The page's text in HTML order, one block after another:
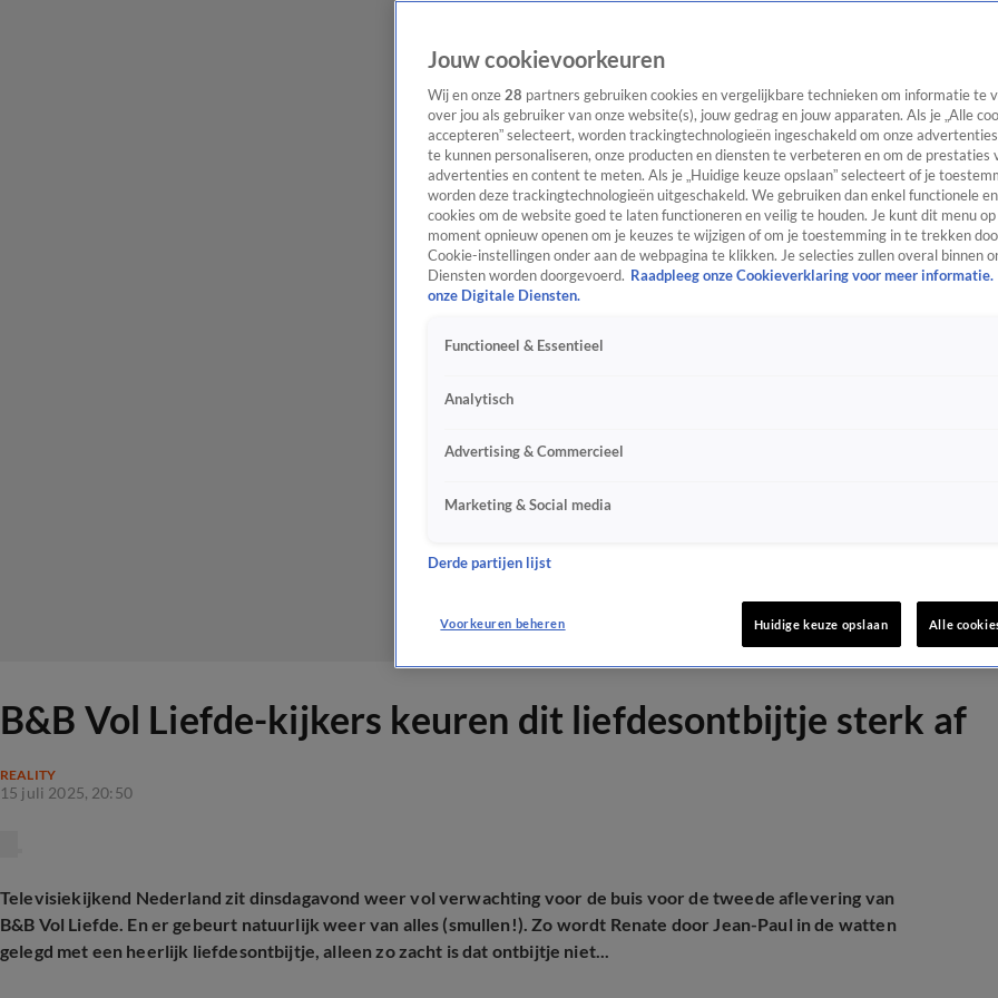
B&B Vol Liefde-kijkers keuren dit liefdesontbijtje sterk af
REALITY
15 juli 2025, 20:50
Televisiekijkend Nederland zit dinsdagavond weer vol verwachting voor de buis voor de tweede aflevering van
B&B Vol Liefde. En er gebeurt natuurlijk weer van alles (smullen!). Zo wordt Renate door Jean-Paul in de watten
gelegd met een heerlijk liefdesontbijtje, alleen zo zacht is dat ontbijtje niet...
Jouw cookievoorkeuren
Wij en onze 28 partners gebruiken cookies en vergelijkbare technieken om informatie te
over jou als gebruiker van onze website(s), jouw gedrag en jouw apparaten. Als je „Alle
accepteren” selecteert, worden trackingtechnologieën ingeschakeld om onze
te kunnen personaliseren, onze producten en diensten te verbeteren en om de prestaties
advertenties en content te meten. Als je „Huidige keuze opslaan” selecteert of je
worden deze trackingtechnologieën uitgeschakeld. We gebruiken dan enkel functionele
cookies om de website goed te laten functioneren en veilig te houden. Je kunt dit menu
moment opnieuw openen om je keuzes te wijzigen of om je toestemming in te trekken
Cookie-instellingen onder aan de webpagina te klikken. Je selecties zullen overal binnen
Diensten worden doorgevoerd. Raadpleeg onze Cookieverklaring voor meer informatie.
onze Digitale Diensten.
Functioneel & Essentieel
Analytisch
Advertising & Commercieel
Marketing & Social media
Derde partijen lijst
Voorkeuren beheren Huidige keuze opslaan Alle